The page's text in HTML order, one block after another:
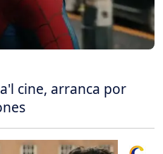
cine, arranca por